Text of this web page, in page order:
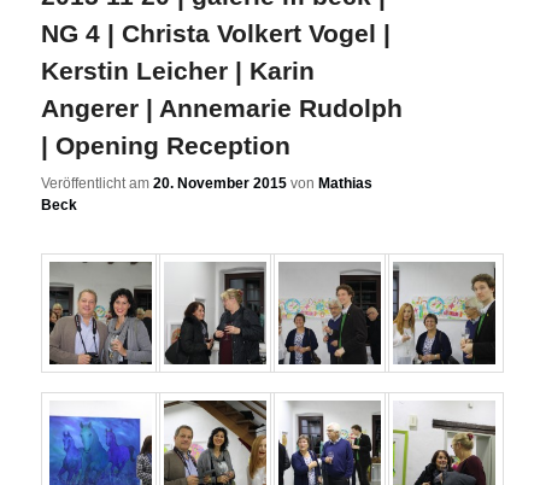
NG 4 | Christa Volkert Vogel |
Kerstin Leicher | Karin
Angerer | Annemarie Rudolph
| Opening Reception
Veröffentlicht am20. November 2015 vonMathias
Beck